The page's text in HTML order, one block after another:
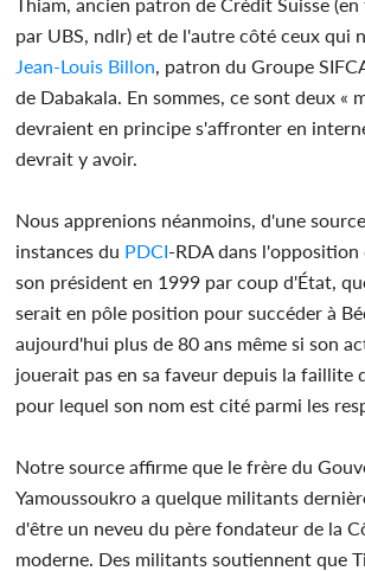
par UBS, ndlr) et de l'autre côté ceux qui
Jean-Louis Billon , patron du Groupe
de Dabakala. En sommes, ce sont deux «
devraient en principe s'affronter en
devrait y avoir.
Nous apprenions néanmoins, d'une
instances du PDCI-RDA dans
son président en 1999 par coup d'État,
serait en pôle position pour succéder à
aujourd'hui plus de 80 ans même si son
jouerait pas en sa faveur depuis la faillite
pour lequel son nom est cité parmi les
Notre source affirme que le frère du
Yamoussoukro a quelque militants
d'être un neveu du père fondateur de la
moderne. Des militants soutiennent que